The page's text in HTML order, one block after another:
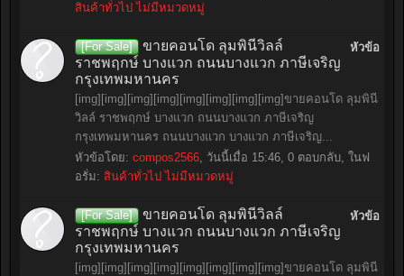
สินค้าทั่วไป ไม่มีหมวดหมู่
หัวข้อ
[For Sale]
ขายคอนโด ลุมพินีวิลล์
ราชพฤกษ์ บางแวก ถนนบางแวก ภาษีเจริญ
กรุงเทพมหานคร
[img][img][img][img][img][img][img][img]ขายคอนโด ลุมพินี
วิลล์ ราชพฤกษ์ บางแวก ถนนบางแวก ภาษีเจริญ
กรุงเทพมหานคร ถนนบางแวก บางแวก ภาษีเจริญ...
หัวข้อโดย: compos2566, วันนี้เมื่อ 15:46, 0 ตอบกลับ, ในฟ
อรั่ม: สินค้าทั่วไป ไม่มีหมวดหมู่
หัวข้อ
[For Sale]
ขายคอนโด ลุมพินีวิลล์
ราชพฤกษ์ บางแวก ถนนบางแวก ภาษีเจริญ
กรุงเทพมหานคร
[img][img][img][img][img][img][img][img]ขายคอนโด ลุมพินี